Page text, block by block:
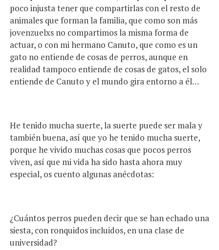
poco injusta tener que compartirlas con el resto de
animales que forman la familia, que como son más
jovenzuelxs no compartimos la misma forma de
actuar, o con mi hermano Canuto, que como es un
gato no entiende de cosas de perros, aunque en
realidad tampoco entiende de cosas de gatos, el solo
entiende de Canuto y el mundo gira entorno a él…
He tenido mucha suerte, la suerte puede ser mala y
también buena, así que yo he tenido mucha suerte,
porque he vivido muchas cosas que pocos perros
viven, así que mi vida ha sido hasta ahora muy
especial, os cuento algunas anécdotas:
¿Cuántos perros pueden decir que se han echado una
siesta, con ronquidos incluidos, en una clase de
universidad?